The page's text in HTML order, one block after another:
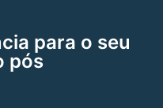
para o seu
pós